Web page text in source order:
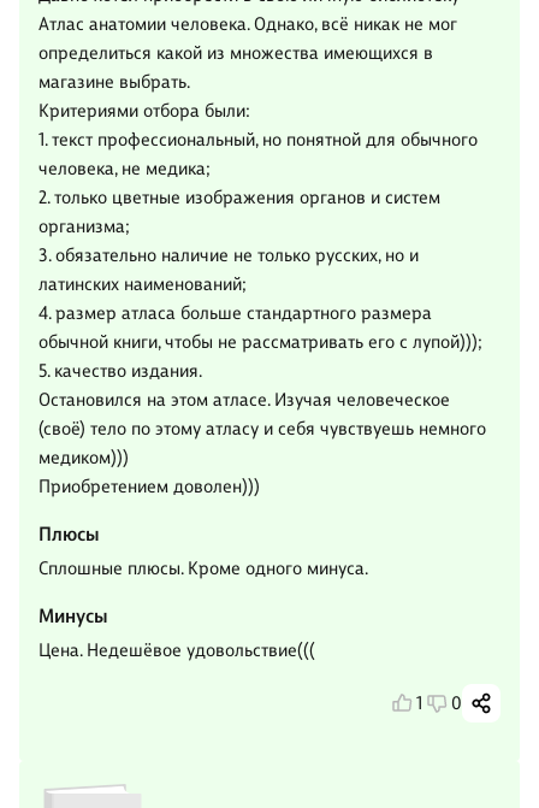
Атлас анатомии человека. Однако, всё никак не мог
определиться какой из множества имеющихся в
магазине выбрать.
Критериями отбора были:
1. текст профессиональный, но понятной для обычного
человека, не медика;
2. только цветные изображения органов и систем
организма;
3. обязательно наличие не только русских, но и
латинских наименований;
4. размер атласа больше стандартного размера
обычной книги, чтобы не рассматривать его с лупой)));
5. качество издания.
Остановился на этом атласе. Изучая человеческое
(своё) тело по этому атласу и себя чувствуешь немного
медиком)))
Приобретением доволен)))
Плюсы
Сплошные плюсы. Кроме одного минуса.
Минусы
Цена. Недешёвое удовольствие(((
1 0